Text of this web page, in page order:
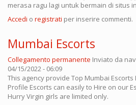
merasa ragu lagi untuk bermain di situs
Accedi o registrati per inserire commenti.
Mumbai Escorts
Collegamento permanente Inviato da
04/15/2022 - 06:09
This agency provide Top Mumbai Escorts
Profile Escorts can easily to Hire on our
Hurry Virgin girls are limited only.